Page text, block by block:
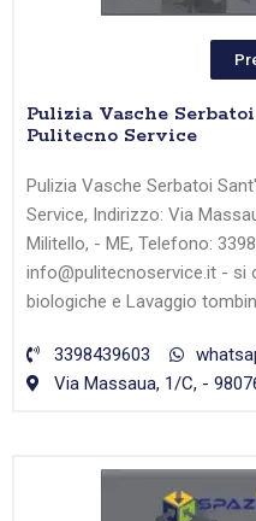
Pulizia Vasche
Pulitecno Service
Pulizia Vasche Serbatoi
Service, Indirizzo: Via
Militello, - ME, Telefono:
info@pulitecnoservice.it - si
biologiche e Lavaggio
3398439603
Via Massaua, 1/C, -